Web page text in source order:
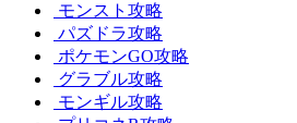
モンスト攻略
パズドラ攻略
ポケモンGO攻略
グラブル攻略
モンギル攻略